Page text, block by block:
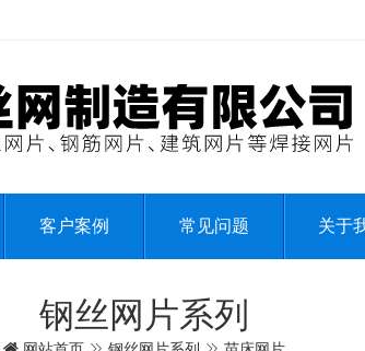
客户案例 常见问题 关于
钢丝网片系列